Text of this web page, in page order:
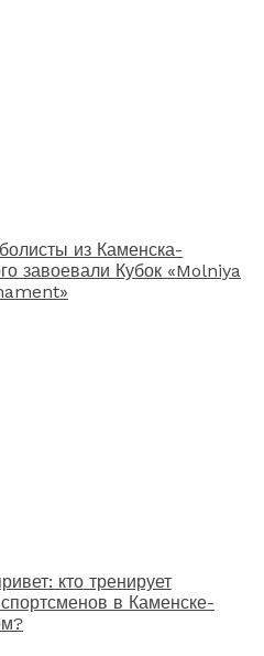
из Каменска-
завоевали Кубок «Molniya
кто тренирует
в Каменске-